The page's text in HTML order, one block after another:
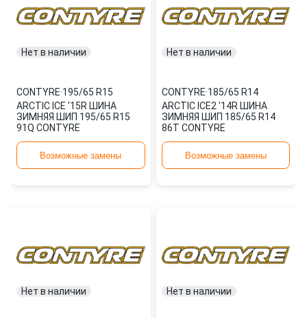
Нет в наличии
CONTYRE·195/65 R15
ARCTIC ICE '15R ШИНА
ЗИМНЯЯ ШИП 195/65 R15
91Q CONTYRE
Возможные замены
Нет в наличии
CONTYRE·185/65 R14
ARCTIC ICE2 '14R ШИНА
ЗИМНЯЯ ШИП 185/65 R14
86T CONTYRE
Возможные замены
Нет в наличии Нет в наличии